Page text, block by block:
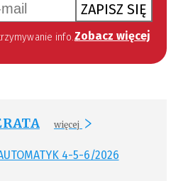
ZAPISZ SIĘ
usług drogą elektroniczną (Dz. U. 144 z 2002 r. poz. 1204). Zgoda jest dobrowolna, jednak jej wyrażenie jest konieczne, aby otrzymywać newsletter. Zobacz więcej
więcej